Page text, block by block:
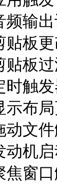
出
板更
过
触发
局
文件
机启
窗口